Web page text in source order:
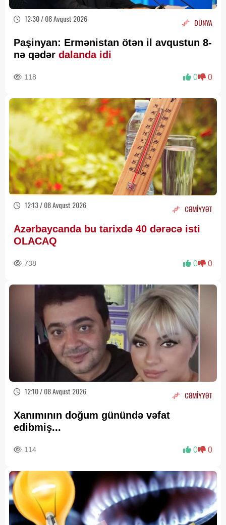
12:30 / 08 Avqust 2026 DÜNYA
Paşinyan: Ermənistan ötən il avqustun 8-
nə qədər dalanda idi
118 0 0
12:13 / 08 Avqust 2026 CƏMİYYƏT
Azərbaycanda bu tarixdə 40 dərəcə isti
OLACAQ
738 0 0
12:10 / 08 Avqust 2026 CƏMİYYƏT
Xanımının doğum günündə vəfat
edibmiş...
114 0 0